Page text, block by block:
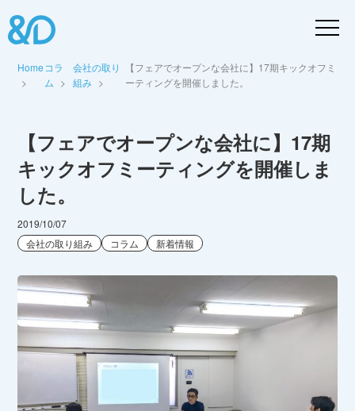
Home コラ
ム
会社の取り
組み
【フェアでオープンな会社に】17期キックオフミ
ーティングを開催しました。
【フェアでオープンな会社に】17期
キックオフミーティングを開催しま
した。
2019/10/07
会社の取り組み
コラム 新着情報